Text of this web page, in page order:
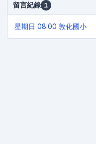
留言紀錄 1
星期日 08:00 敦化國小